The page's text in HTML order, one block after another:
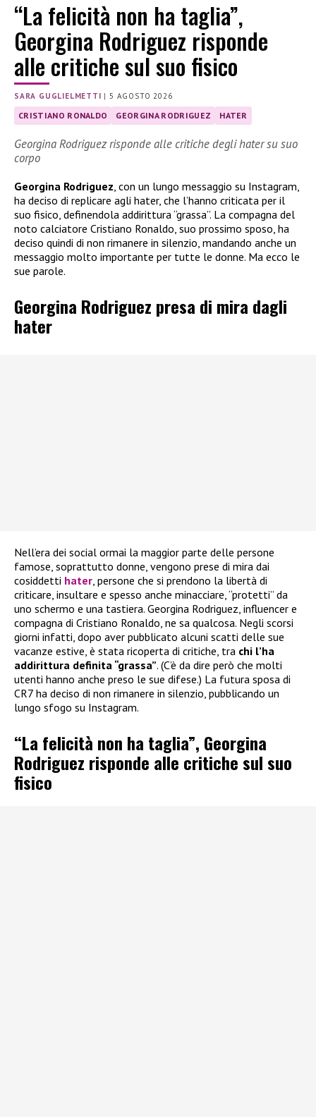
“La felicità non ha taglia”,
Georgina Rodriguez risponde
alle critiche sul suo fisico
SARA GUGLIELMETTI |5 AGOSTO 2026
CRISTIANO RONALDO GEORGINA RODRIGUEZ HATER
Georgina Rodriguez risponde alle critiche degli hater su suo
corpo
Georgina Rodriguez , con un lungo messaggio su Instagram,
ha deciso di replicare agli hater, che l’hanno criticata per il
suo fisico, definendola addirittura “grassa”. La compagna del
noto calciatore Cristiano Ronaldo, suo prossimo sposo, ha
deciso quindi di non rimanere in silenzio, mandando anche un
messaggio molto importante per tutte le donne. Ma ecco le
sue parole.
Georgina Rodriguez presa di mira dagli
hater
Nell’era dei social ormai la maggior parte delle persone
famose, soprattutto donne, vengono prese di mira dai
cosiddetti hater , persone che si prendono la libertà di
criticare, insultare e spesso anche minacciare, “protetti” da
uno schermo e una tastiera. Georgina Rodriguez, influencer e
compagna di Cristiano Ronaldo, ne sa qualcosa. Negli scorsi
giorni infatti, dopo aver pubblicato alcuni scatti delle sue
vacanze estive, è stata ricoperta di critiche, tra chi l’ha
addirittura definita “grassa”. (C’è da dire però che molti
utenti hanno anche preso le sue difese.) La futura sposa di
CR7 ha deciso di non rimanere in silenzio, pubblicando un
lungo sfogo su Instagram.
“La felicità non ha taglia”, Georgina
Rodriguez risponde alle critiche sul suo
fisico